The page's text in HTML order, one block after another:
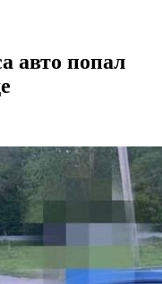
авто попал